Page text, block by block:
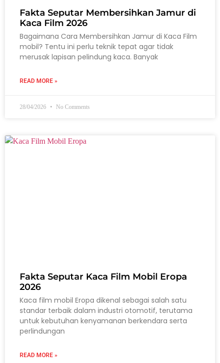
Fakta Seputar Membersihkan Jamur di
Kaca Film 2026
Bagaimana Cara Membersihkan Jamur di Kaca Film
mobil? Tentu ini perlu teknik tepat agar tidak
merusak lapisan pelindung kaca. Banyak
READ MORE »
28/04/2026 No Comments
Fakta Seputar Kaca Film Mobil Eropa
2026
Kaca film mobil Eropa dikenal sebagai salah satu
standar terbaik dalam industri otomotif, terutama
untuk kebutuhan kenyamanan berkendara serta
perlindungan
READ MORE »